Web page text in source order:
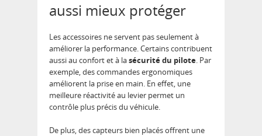
aussi mieux protéger
Les accessoires ne servent pas seulement à
améliorer la performance. Certains contribuent
aussi au confort et à lasécurité du pilote. Par
exemple, des commandes ergonomiques
améliorent la prise en main. En effet, une
meilleure réactivité au levier permet un
contrôle plus précis du véhicule.
De plus, des capteurs bien placés offrent une